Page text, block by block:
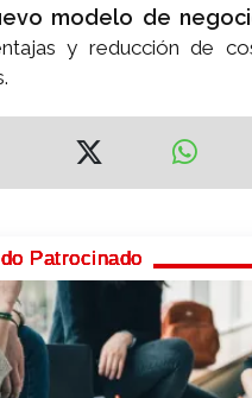
modelo de
y reducción de
Patrocinado